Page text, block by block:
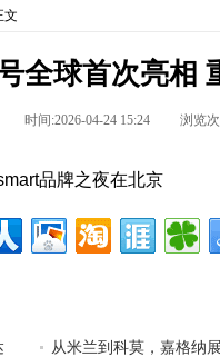
文
全球首次亮相
时间:2026-04-24 15:24 浏览
品牌之夜在北京
从米兰到科莫，嘉格纳